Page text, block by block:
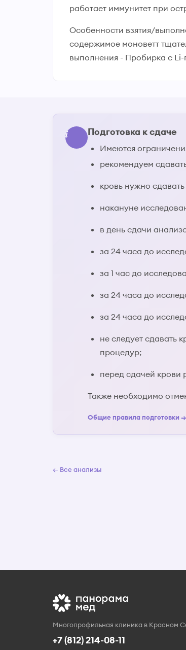
работает иммунитет при
Особенности взятия/
содержимое моноветт
выполнения - Пробирка с
Подготовка к сдаче
Имеются
рекомендуем
кровь нужно
накануне
в день сдачи
за 24 часа до
за 1 час до
за 24 часа до
за 24 часа до
не следует сдавать
процедур;
перед сдачей крови
Также необходимо
Общие правила подготовки →
← Все анализы
Многопрофильная клиника в Красном
+7 (812) 214-08-11